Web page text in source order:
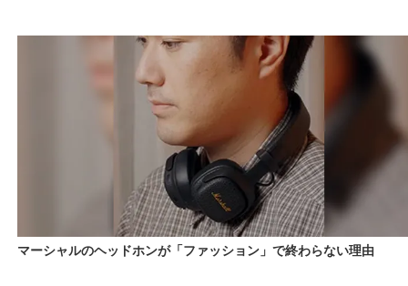
マーシャルのヘッドホンが「ファッション」で終わらない理由